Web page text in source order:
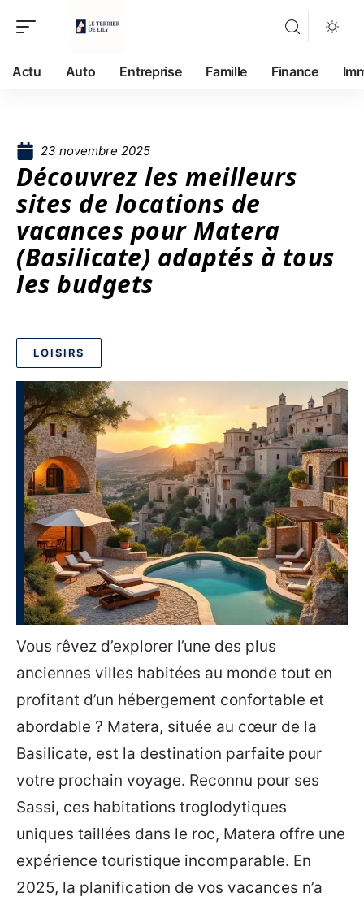
Actu Auto Entreprise Famille Finance
23 novembre 2025
Découvrez les meilleurs
sites de locations de
vacances pour Matera
(Basilicate) adaptés à tous
les budgets
LOISIRS
Vous rêvez d’explorer l’une des plus
anciennes villes habitées au monde tout en
profitant d’un hébergement confortable et
abordable ? Matera, située au cœur de la
Basilicate, est la destination parfaite pour
votre prochain voyage. Reconnu pour ses
Sassi, ces habitations troglodytiques
uniques taillées dans le roc, Matera offre une
expérience touristique incomparable. En
2025, la planification de vos vacances n’a